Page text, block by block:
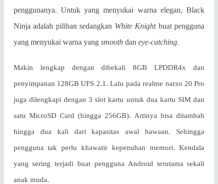
penggunanya. Untuk yang menyukai warna elegan, Black
Ninja adalah pilihan sedangkan White Knightbuat pengguna
yang menyukai warna yang smoothdan eye-catching.
Makin lengkap dengan dibekali 8GB LPDDR4x dan
penyimpanan 128GB UFS 2.1. Lalu pada realme narzo 20 Pro
juga dilengkapi dengan 3 slot kartu untuk dua kartu SIM dan
satu MicroSD Card (hingga 256GB). Artinya bisa ditambah
hingga dua kali dari kapasitas awal bawaan. Sehingga
pengguna tak perlu khawatir kepenuhan memori. Kendala
yang sering terjadi buat pengguna Android terutama sekali
anak muda.